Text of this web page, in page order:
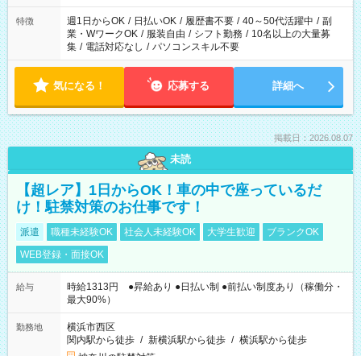
特徴 週1日からOK / 日払いOK / 履歴書不要 / 40～50代活躍中 / 副
業・WワークOK / 服装自由 / シフト勤務 / 10名以上の大量募
集 / 電話対応なし / パソコンスキル不要
気になる！ 応募する 詳細へ
掲載日：2026.08.07
未読
【超レア】1日からOK！車の中で座っているだ
け！駐禁対策のお仕事です！
派遣 職種未経験OK 社会人未経験OK 大学生歓迎
ブランクOK
WEB登録・面接OK
給与
時給1313円 ●昇給あり ●日払い制 ●前払い制度あり（稼働分・
最大90%）
勤務地
横浜市西区
関内駅から徒歩 / 新横浜駅から徒歩 / 横浜駅から徒歩